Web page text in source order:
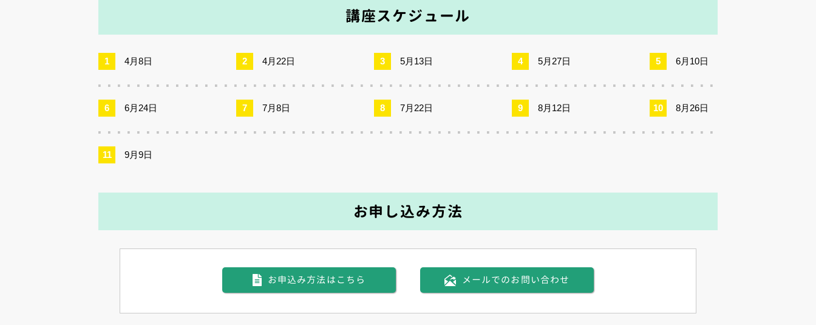
講座スケジュール
4月8日 4月22日 5月13日 5月27日 6月10日
6月24日 7月8日 7月22日 8月12日 8月26日
9月9日
お申し込み方法
お申込み方法はこちら メールでのお問い合わせ